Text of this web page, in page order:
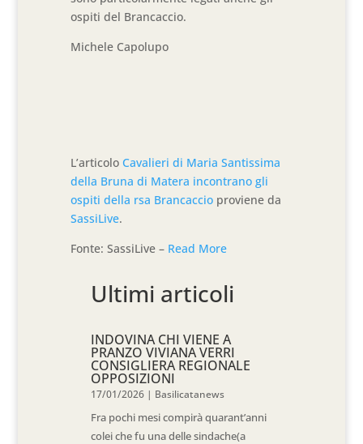
ospiti del Brancaccio.
Michele Capolupo
L’articoloCavalieri di Maria Santissima
della Bruna di Matera incontrano gli
ospiti della rsa Brancaccio proviene da
SassiLive.
Fonte: SassiLive – Read More
Ultimi articoli
INDOVINA CHI VIENE A
PRANZO VIVIANA VERRI
CONSIGLIERA REGIONALE
OPPOSIZIONI
17/01/2026 | Basilicatanews
Fra pochi mesi compirà quarant’anni
colei che fu una delle sindache(a